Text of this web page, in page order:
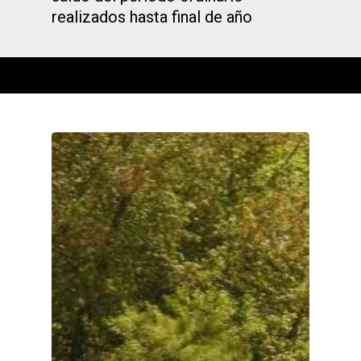
realizados hasta final de año